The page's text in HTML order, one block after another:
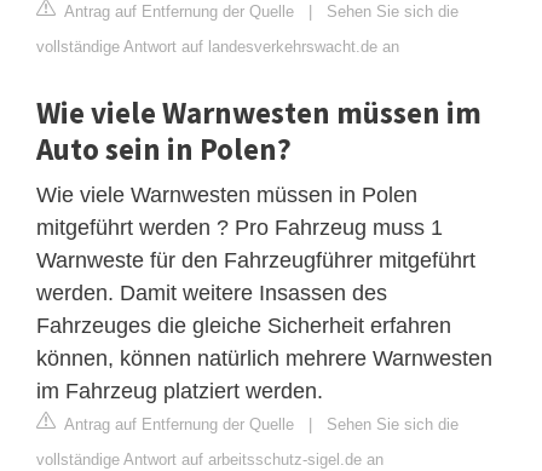
Antrag auf Entfernung der Quelle | Sehen Sie sich die
vollständige Antwort auf landesverkehrswacht.de an
Wie viele Warnwesten müssen im
Auto sein in Polen?
Wie viele Warnwesten müssen in Polen
mitgeführt werden ? Pro Fahrzeug muss 1
Warnweste für den Fahrzeugführer mitgeführt
werden. Damit weitere Insassen des
Fahrzeuges die gleiche Sicherheit erfahren
können, können natürlich mehrere Warnwesten
im Fahrzeug platziert werden.
Antrag auf Entfernung der Quelle | Sehen Sie sich die
vollständige Antwort auf arbeitsschutz-sigel.de an